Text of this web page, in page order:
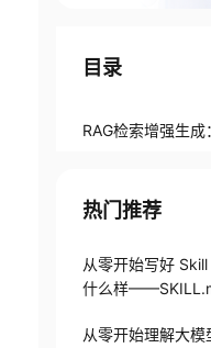
目录
RAG检索增强生
热门推荐
从零开始写好
什么样
从零开始理解大